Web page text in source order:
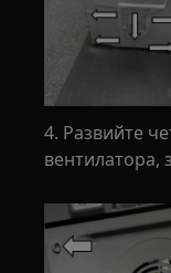
4. Развийте
вентилатора,